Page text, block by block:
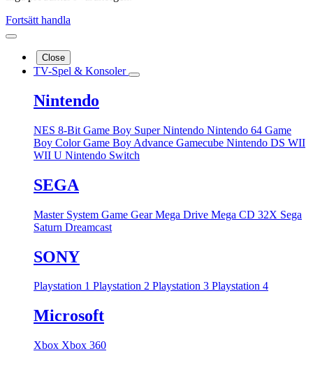
Fortsätt handla
Close
TV-Spel & Konsoler
Nintendo
NES 8-Bit Game Boy Super Nintendo Nintendo 64 Game
Boy ColorGame Boy Advance Gamecube Nintendo DS WII
WII U Nintendo Switch
SEGA
Master System Game GearMega Drive Mega CD 32X Sega
Saturn Dreamcast
SONY
Playstation 1 Playstation 2 Playstation 3 Playstation 4
Microsoft
Xbox Xbox 360